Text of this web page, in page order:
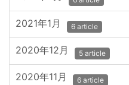
2021年1月 6 article
2020年12月 5 article
2020年11月 6 article